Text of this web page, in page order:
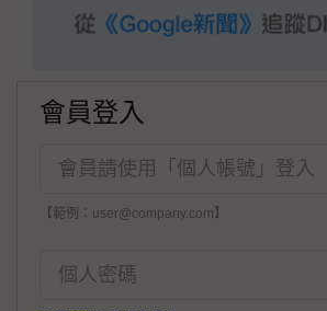
會員登入
【範例：user@company.com】